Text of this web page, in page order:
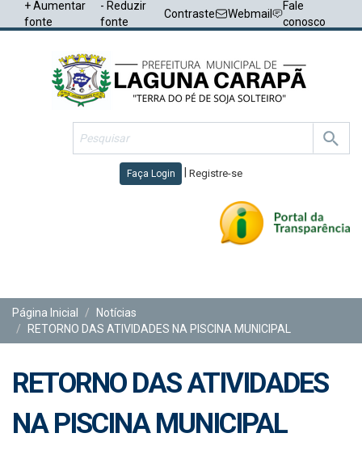
+ Aumentar
fonte
- Reduzir
fonte
Contraste Webmail
Fale
conosco
Faça Login Registre-se
Página Inicial
Notícias
RETORNO DAS ATIVIDADES NA PISCINA MUNICIPAL
RETORNO DAS ATIVIDADES
NA PISCINA MUNICIPAL